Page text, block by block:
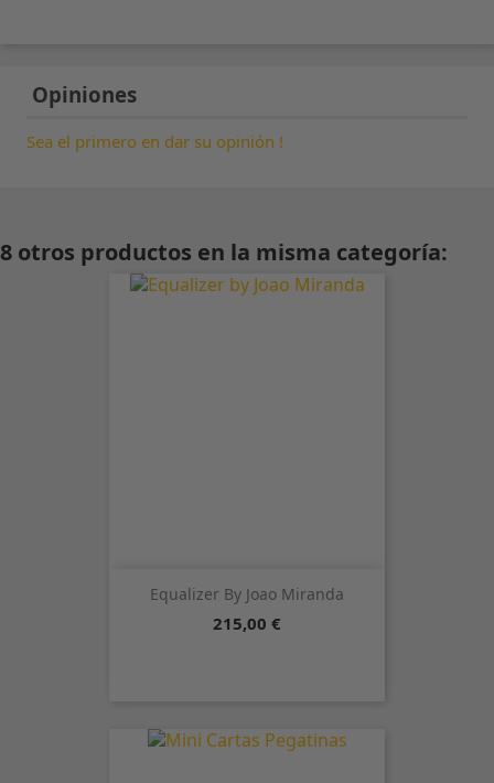
Opiniones
Sea el primero en dar su opinión !
8 otros productos en la misma categoría:
Equalizer By Joao Miranda
Precio
215,00 €